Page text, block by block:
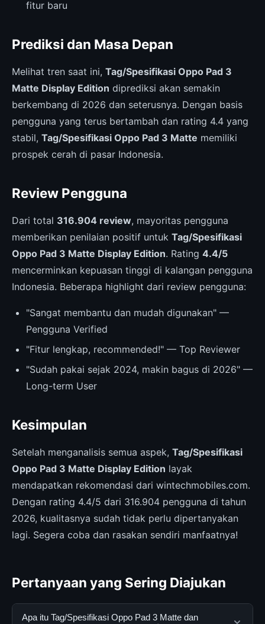
fitur baru
Prediksi dan Masa Depan
Melihat tren saat ini, Tag/Spesifikasi Oppo Pad 3
Matte Display Edition diprediksi akan semakin
berkembang di 2026 dan seterusnya. Dengan basis
pengguna yang terus bertambah dan rating 4.4 yang
stabil, Tag/Spesifikasi Oppo Pad 3 Matte memiliki
prospek cerah di pasar Indonesia.
Review Pengguna
Dari total 316.904 review, mayoritas pengguna
memberikan penilaian positif untuk Tag/Spesifikasi
Oppo Pad 3 Matte Display Edition. Rating 4.4/5
mencerminkan kepuasan tinggi di kalangan pengguna
Indonesia. Beberapa highlight dari review pengguna:
"Sangat membantu dan mudah digunakan" —
Pengguna Verified
"Fitur lengkap, recommended!" — Top Reviewer
"Sudah pakai sejak 2024, makin bagus di 2026" —
Long-term User
Kesimpulan
Setelah menganalisis semua aspek, Tag/Spesifikasi
Oppo Pad 3 Matte Display Edition layak
mendapatkan rekomendasi dari wintechmobiles.com.
Dengan rating 4.4/5 dari 316.904 pengguna di tahun
2026, kualitasnya sudah tidak perlu dipertanyakan
lagi. Segera coba dan rasakan sendiri manfaatnya!
Pertanyaan yang Sering Diajukan
Apa itu Tag/Spesifikasi Oppo Pad 3 Matte dan